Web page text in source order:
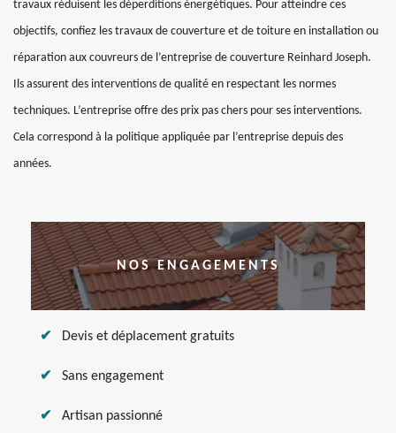
travaux réduisent les déperditions énergétiques. Pour atteindre ces
objectifs, confiez les travaux de couverture et de toiture en installation ou
réparation aux couvreurs de l’entreprise de couverture Reinhard Joseph.
Ils assurent des interventions de qualité en respectant les normes
techniques. L’entreprise offre des prix pas chers pour ses interventions.
Cela correspond à la politique appliquée par l’entreprise depuis des
années.
NOS ENGAGEMENTS
Devis et déplacement gratuits
Sans engagement
Artisan passionné